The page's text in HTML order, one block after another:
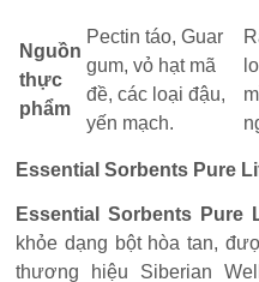
Nguồn
thực
phẩm
Pectin táo, Guar
gum, vỏ hạt mã
đề, các loại đậu,
yến mạch.
Essential Sorbents Pure
Essential Sorbents Pure
khỏe dạng bột hòa tan,
thương hiệu Siberian